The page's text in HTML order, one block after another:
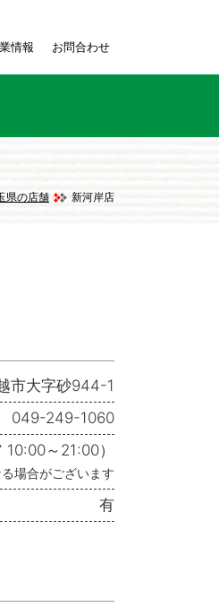
情報 お問合わせ
県の店舗 新河岸店
市大字砂944-1
049-249-1060
～21:00）
場合がございます
有